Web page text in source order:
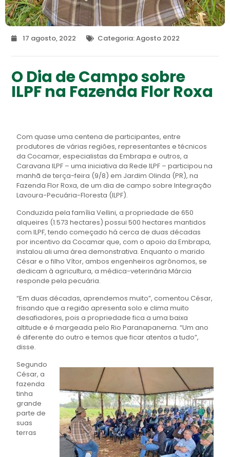
17 agosto, 2022 Categoria:Agosto 2022
O Dia de Campo sobre
ILPF na Fazenda Flor Roxa
Com quase uma centena de participantes, entre
produtores de várias regiões, representantes e técnicos
da Cocamar, especialistas da Embrapa e outros, a
Caravana ILPF – uma iniciativa da Rede ILPF – participou na
manhã de terça-feira (9/8) em Jardim Olinda (PR), na
Fazenda Flor Roxa, de um dia de campo sobre Integração
Lavoura-Pecuária-Floresta (ILPF).
Conduzida pela família Vellini, a propriedade de 650
alqueires (1.573 hectares) possui 500 hectares mantidos
com ILPF, tendo começado há cerca de duas décadas
por incentivo da Cocamar que, com o apoio da Embrapa,
instalou ali uma área demonstrativa. Enquanto o marido
César e o filho Vítor, ambos engenheiros agrônomos, se
dedicam à agricultura, a médica-veterinária Márcia
responde pela pecuária.
“Em duas décadas, aprendemos muito”, comentou César,
frisando que a região apresenta solo e clima muito
desafiadores, pois a propriedade fica a uma baixa
altitude e é margeada pelo Rio Paranapanema. “Um ano
é diferente do outro e temos que ficar atentos a tudo”,
disse.
Segundo
César, a
fazenda
tinha
grande
parte de
suas
terras